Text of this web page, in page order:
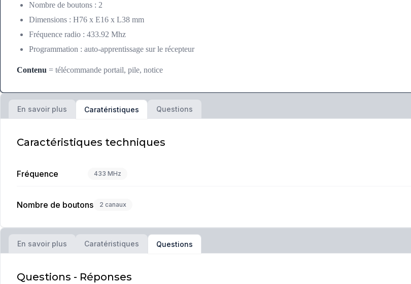
Nombre de boutons : 2
Dimensions : H76 x E16 x L38 mm
Fréquence radio : 433.92 Mhz
Programmation : auto-apprentissage sur le récepteur
Contenu = télécommande portail, pile, notice
En savoir plus Caratéristiques Questions
Caractéristiques techniques
Fréquence 433 MHz
Nombre de boutons 2 canaux
En savoir plus Caratéristiques Questions
Questions - Réponses